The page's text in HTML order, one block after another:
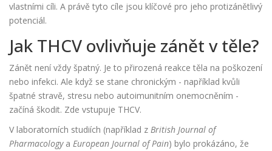
vlastními cíli. A právě tyto cíle jsou klíčové pro jeho protizánětlivý
potenciál.
Jak THCV ovlivňuje zánět v těle?
Zánět není vždy špatný. Je to přirozená reakce těla na poškození
nebo infekci. Ale když se stane chronickým - například kvůli
špatné stravě, stresu nebo autoimunitním onemocněním -
začíná škodit. Zde vstupuje THCV.
V laboratorních studiích (například z British Journal of
Pharmacologya European Journal of Pain) bylo prokázáno, že